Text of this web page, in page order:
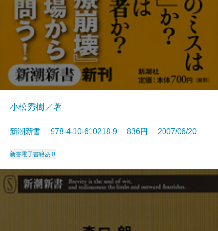
小松秀樹／著
新潮新書 978-4-10-610218-9 836円 2007/06/20
新書電子書籍あり